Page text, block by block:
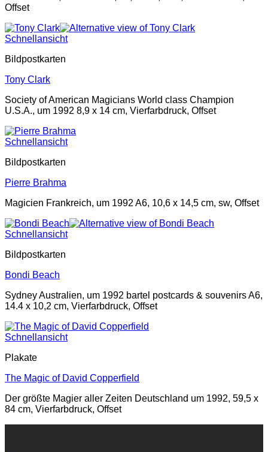
Offset
Schnellansicht
Bildpostkarten
Tony Clark
Society of American Magicians World class Champion
U.S.A., um 1992 8,9 x 14 cm, Vierfarbdruck, Offset
Schnellansicht
Bildpostkarten
Pierre Brahma
Magicien Frankreich, um 1992 A6, 10,6 x 14,5 cm, sw, Offset
Schnellansicht
Bildpostkarten
Bondi Beach
Sydney Australien, um 1992 bartel postcards & souvenirs A6,
14.4 x 10,2 cm, Vierfarbdruck, Offset
Schnellansicht
Plakate
The Magic of David Copperfield
Der größte Magier aller Zeiten Deutschland um 1992, 59,5 x
84 cm, Vierfarbdruck, Offset